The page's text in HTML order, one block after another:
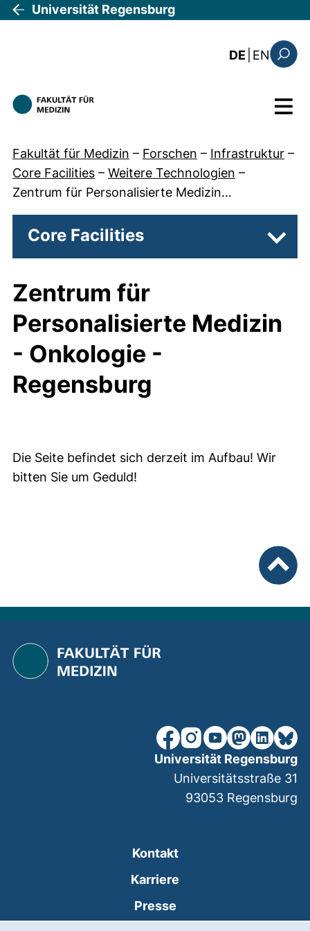
Direkt zum Inhalt
Universität Regensburg
DE EN: the
Menü
Fakultät für Medizin – Forschen – Infrastruktur –
Core Facilities – Weitere Technologien –
Zentrum für Personalisierte Medizin…
Core Facilities
Zentrum für
Personalisierte Medizin
- Onkologie -
Regensburg
Die Seite befindet sich derzeit im Aufbau! Wir
bitten Sie um Geduld!
unsere Facebook-Seite
unsere Instagram-
unsere YouTube-
unsereunsere
Kontakt
Karriere
Presse
Universität Regensburg
Universitätsstraße 31
93053 Regensburg